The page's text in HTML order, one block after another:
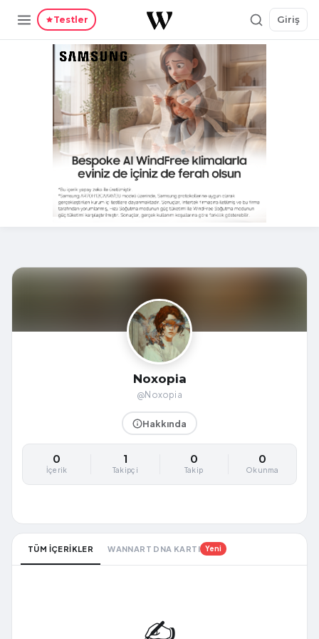
Testler Giriş
Noxopia
@Noxopia
Hakkında
0
İçerik
1
Takipçi
0
Takip
0
Okunma
TÜM İÇERİKLER WANNART DNA KARTI Yeni
✍️